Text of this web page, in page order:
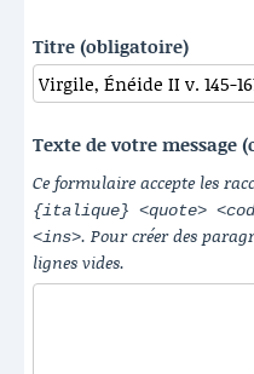
Titre (obligatoire)
Texte de votre message
Ce formulaire accepte les
{italique} <quote>
<ins>. Pour créer des
lignes vides.